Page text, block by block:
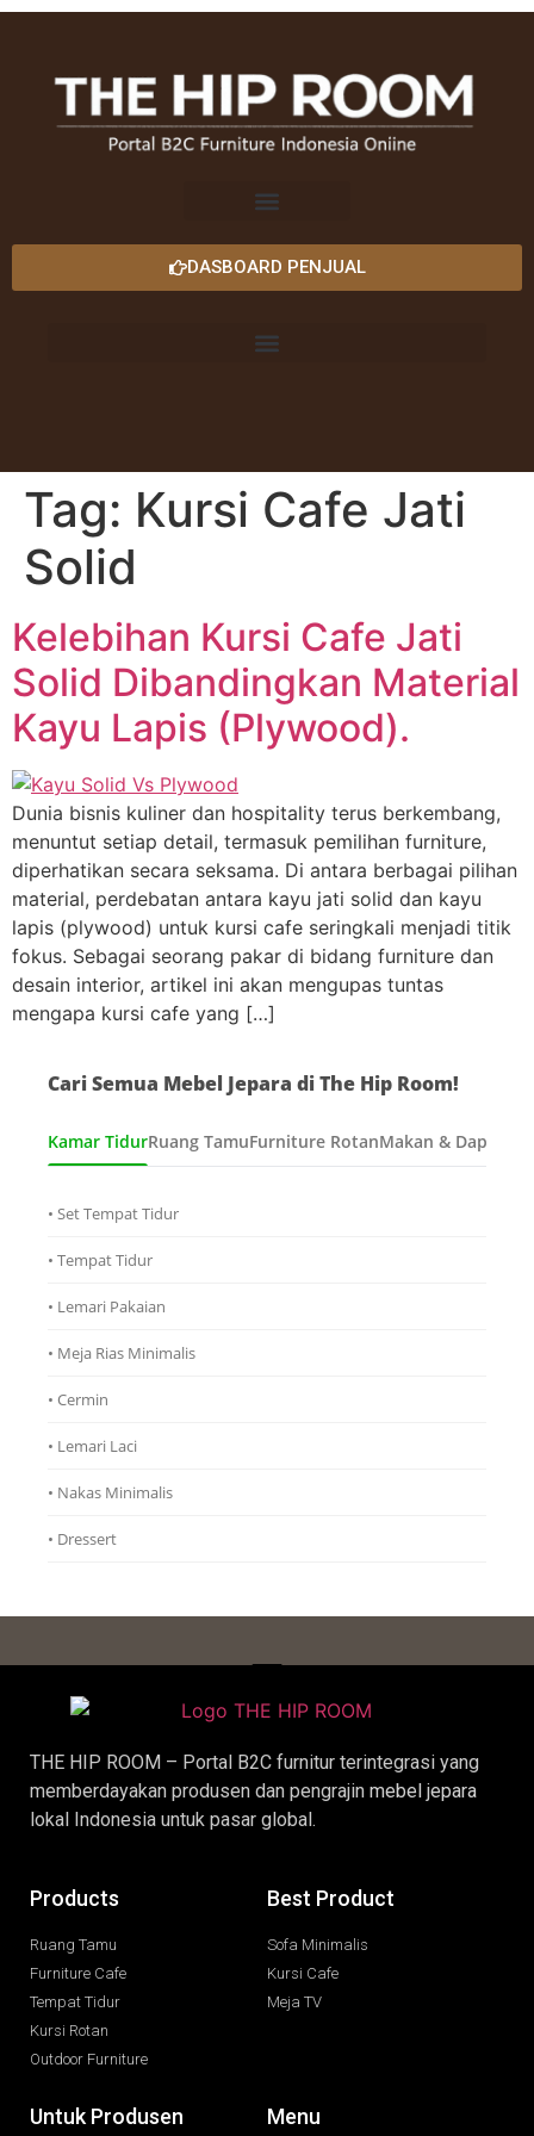
DASBOARD PENJUAL
Tag: Kursi Cafe Jati
Solid
Kelebihan Kursi Cafe Jati
Solid Dibandingkan Material
Kayu Lapis (Plywood).
Dunia bisnis kuliner dan hospitality terus berkembang,
menuntut setiap detail, termasuk pemilihan furniture,
diperhatikan secara seksama. Di antara berbagai pilihan
material, perdebatan antara kayu jati solid dan kayu
lapis (plywood) untuk kursi cafe seringkali menjadi titik
fokus. Sebagai seorang pakar di bidang furniture dan
desain interior, artikel ini akan mengupas tuntas
mengapa kursi cafe yang […]
Cari Semua Mebel Jepara di The Hip Room!
Kamar TidurRuang TamuFurniture RotanMakan & Dapur
• Set Tempat Tidur
• Tempat Tidur
• Lemari Pakaian
• Meja Rias Minimalis
• Cermin
• Lemari Laci
• Nakas Minimalis
• Dressert
THE HIP ROOM – Portal B2C furnitur terintegrasi yang
memberdayakan produsen dan pengrajin mebel jepara
lokal Indonesia untuk pasar global.
Products
Ruang Tamu
Furniture Cafe
Tempat Tidur
Kursi Rotan
Outdoor Furniture
Best Product
Sofa Minimalis
Kursi Cafe
Meja TV
Untuk Produsen Menu